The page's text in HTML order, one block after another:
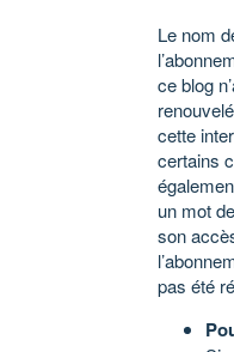
Le nom
ce blog
cette
certains
un mot
son
pas été